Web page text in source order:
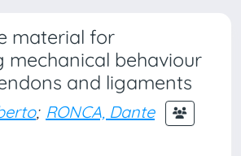
material for
mechanical behaviour
and ligaments
; RONCA, Dante